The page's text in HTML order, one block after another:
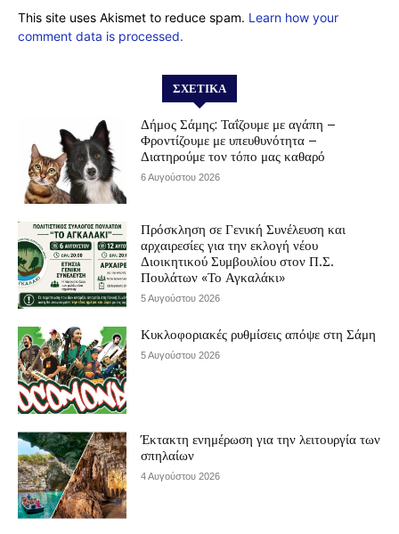
This site uses Akismet to reduce spam. Learn how your
comment data is processed.
ΣΧΕΤΙΚΆ
Δήμος Σάμης: Ταΐζουμε με αγάπη –
Φροντίζουμε με υπευθυνότητα –
Διατηρούμε τον τόπο μας καθαρό
6 Αυγούστου 2026
Πρόσκληση σε Γενική Συνέλευση και
αρχαιρεσίες για την εκλογή νέου
Διοικητικού Συμβουλίου στον Π.Σ.
Πουλάτων «Το Αγκαλάκι»
5 Αυγούστου 2026
Κυκλοφοριακές ρυθμίσεις απόψε στη Σάμη
5 Αυγούστου 2026
Έκτακτη ενημέρωση για την λειτουργία των
σπηλαίων
4 Αυγούστου 2026